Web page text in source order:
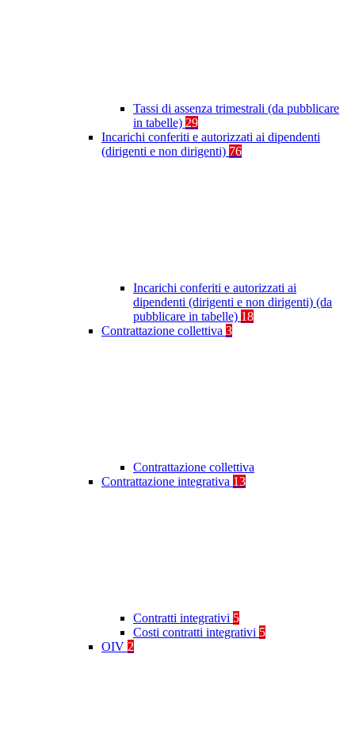
Tassi di assenza trimestrali (da pubblicare
in tabelle) 29
Incarichi conferiti e autorizzati ai dipendenti
(dirigenti e non dirigenti) 76
Incarichi conferiti e autorizzati ai
dipendenti (dirigenti e non dirigenti) (da
pubblicare in tabelle) 18
Contrattazione collettiva 3
Contrattazione collettiva
Contrattazione integrativa 13
Contratti integrativi 5
Costi contratti integrativi 5
OIV 2